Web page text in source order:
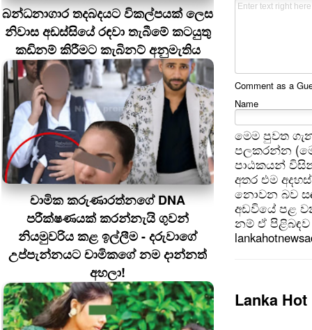
බන්ධනාගාර තදබදයට විකල්පයක් ලෙස
නිවාස අඩස්සියේ රඳවා තැබීමේ කටයුතු
කඩිනම් කිරීමට කැබිනට් අනුමැතිය
චාමික කරුණාරත්නගේ DNA
පරීක්ෂණයක් කරන්නැයි ගුවන්
නියමුවරිය කළ ඉල්ලීම - දරුවාගේ
උප්පැන්නයට චාමිකගේ නම දාන්නත්
අහලා!
Comment as a
Name
මෙම පුවත
පලකරන්න
පාඨකයන්
අතර එම
නොවන බව
අඩවියේ පළ
නම් ඒ පිළිබඳව
Lanka